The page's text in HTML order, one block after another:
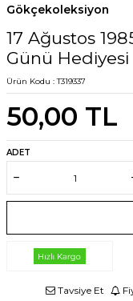
Gökçekoleksiyon
17 Ağustos
Günü Hediyesi
Ürün Kodu :T319337
50,00 TL
ADET
Tavsiye Et